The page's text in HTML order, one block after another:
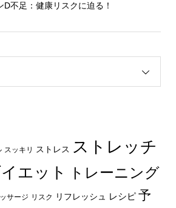
不足：健康リスクに迫る！
スッキリ ストレス ストレッチ
エット トレーニング
サージ リスク リフレッシュ レシピ 予